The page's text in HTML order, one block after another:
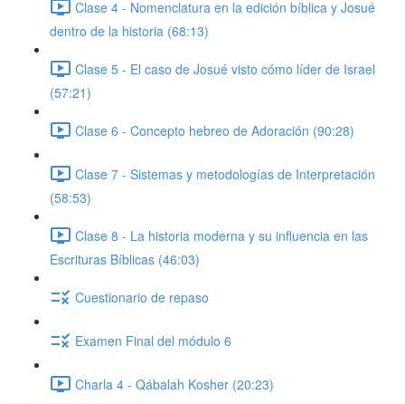
Clase 4 - Nomenclatura en la edición bíblica y Josué
dentro de la historia (68:13)
Clase 5 - El caso de Josué visto cómo líder de Israel
(57:21)
Clase 6 - Concepto hebreo de Adoración (90:28)
Clase 7 - Sistemas y metodologías de Interpretación
(58:53)
Clase 8 - La historia moderna y su influencia en las
Escrituras Bíblicas (46:03)
Cuestionario de repaso
Examen Final del módulo 6
Charla 4 - Qábalah Kosher (20:23)